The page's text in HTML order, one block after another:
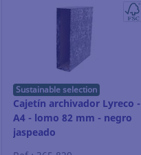
Sustainable selection
Cajetín archivador Lyreco -
A4 - lomo 82 mm - negro
jaspeado